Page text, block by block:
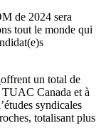
de 2024 sera
tout le monde qui
offrent un total de
TUAC Canada et à
syndicales
totalisant plus